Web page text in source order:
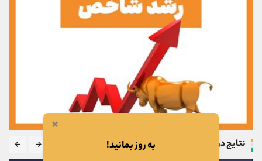
نتایج دوره
×
به روز بمانید!